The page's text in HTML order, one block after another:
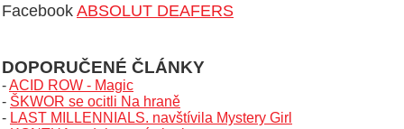
Facebook ABSOLUT DEAFERS
DOPORUČENÉ ČLÁNKY
-ACID ROW - Magic
- ŠKWOR se ocitli Na hraně
- LAST MILLENNIALS. navštívila Mystery Girl